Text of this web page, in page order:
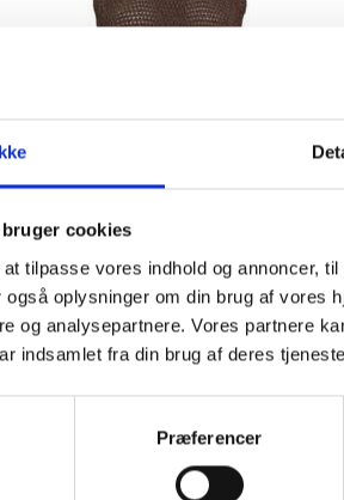
bruger cookies
tilpasse vores indhold og annoncer,
oplysninger om din brug af vores
og analysepartnere. Vores partnere
indsamlet fra din brug af deres
Præferencer
BRUN STRIK TOP FRA
MARTA
249,00DKK